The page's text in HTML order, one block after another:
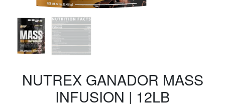
NUTREX GANADOR MASS
INFUSION | 12LB